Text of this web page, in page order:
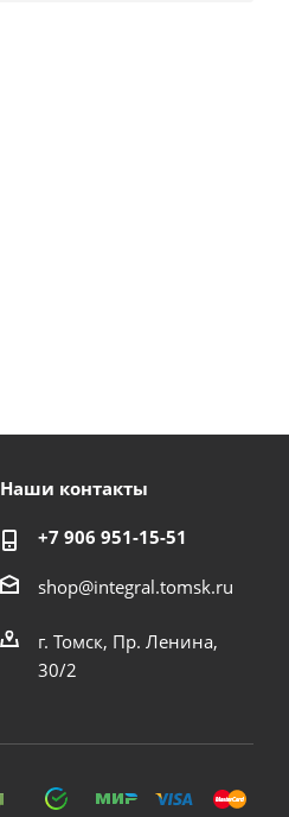
Наши контакты
+7 906 951-15-51
shop@integral.tomsk.ru
г. Томск, Пр. Ленина,
30/2